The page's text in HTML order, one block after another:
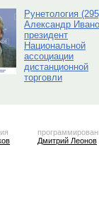
Рунетология
Александр
президент
Национальной
ассоциации
дистанционной
торговли
Дмитрий Леонов